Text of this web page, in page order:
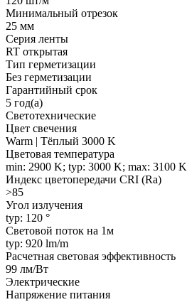
Минимальный отрезок
25 мм
Серия ленты
RT открытая
Тип герметизации
Без герметизации
Гарантийный срок
5 год(а)
Светотехнические
Цвет свечения
Warm | Тёплый 3000 K
Цветовая температура
min: 2900 K; typ: 3000 K; max: 3100 K
Индекс цветопередачи CRI (Ra)
>85
Угол излучения
typ: 120 °
Световой поток на 1м
typ: 920 lm/m
Расчетная световая эффективность
99 лм/Вт
Электрические
Напряжение питания